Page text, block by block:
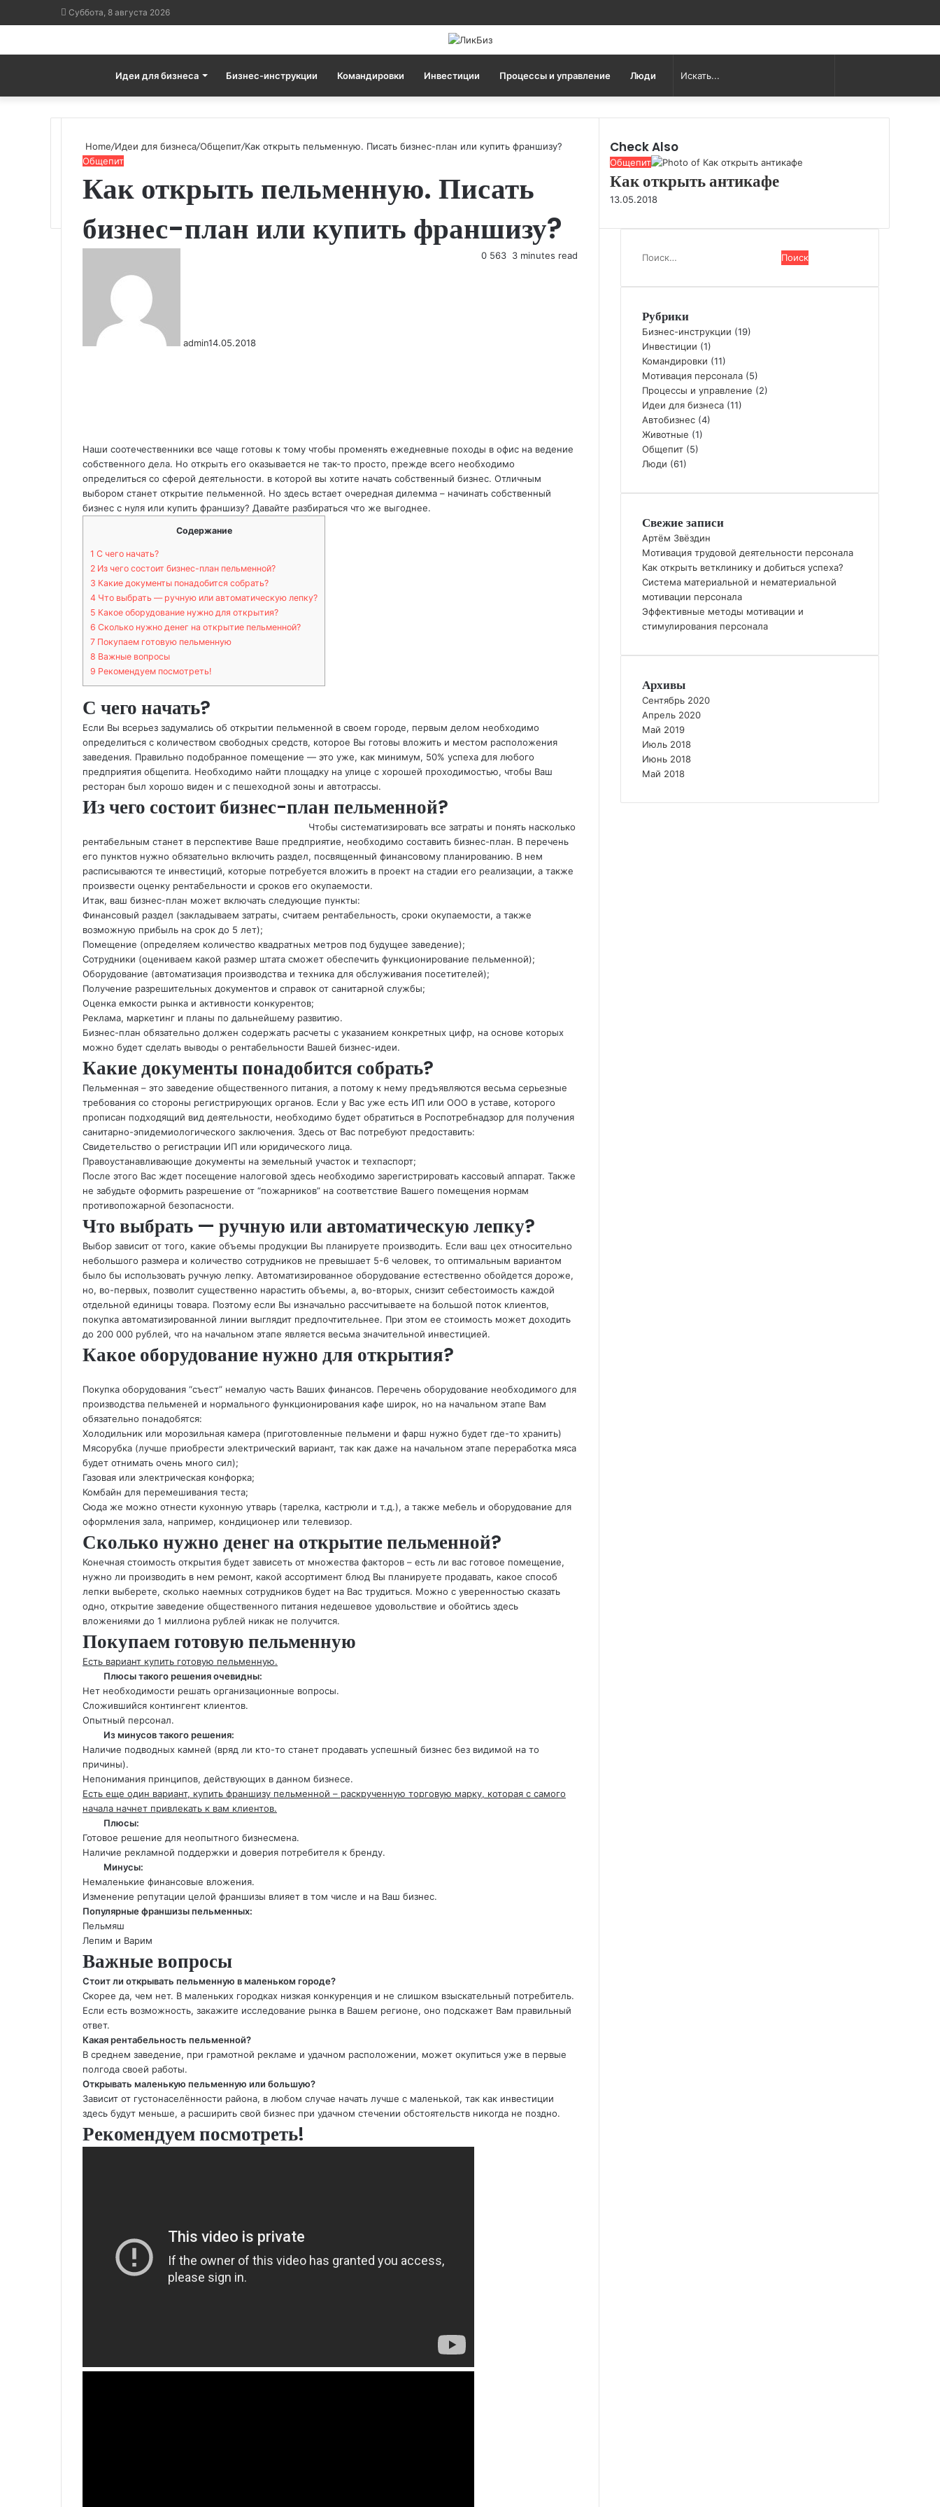
Суббота, 8 августа 2026
Идеи для бизнеса Бизнес-инструкции Командировки Инвестиции Процессы и управление Люди
Home/Идеи для бизнеса/Общепит/Как открыть пельменную. Писать бизнес-план или купить франшизу?
Общепит
Как открыть пельменную. Писать
бизнес-план или купить франшизу?
admin14.05.2018
0 563 3 minutes read
Наши соотечественники все чаще готовы к тому чтобы променять ежедневные походы в офис на ведение
собственного дела. Но открыть его оказывается не так-то просто, прежде всего необходимо
определиться со сферой деятельности. в которой вы хотите начать собственный бизнес. Отличным
выбором станет открытие пельменной. Но здесь встает очередная дилемма – начинать собственный
бизнес с нуля или купить франшизу? Давайте разбираться что же выгоднее.
Содержание
1 С чего начать?
2 Из чего состоит бизнес-план пельменной?
3 Какие документы понадобится собрать?
4 Что выбрать — ручную или автоматическую лепку?
5 Какое оборудование нужно для открытия?
6 Сколько нужно денег на открытие пельменной?
7 Покупаем готовую пельменную
8 Важные вопросы
9 Рекомендуем посмотреть!
С чего начать?
Если Вы всерьез задумались об открытии пельменной в своем городе, первым делом необходимо
определиться с количеством свободных средств, которое Вы готовы вложить и местом расположения
заведения. Правильно подобранное помещение — это уже, как минимум, 50% успеха для любого
предприятия общепита. Необходимо найти площадку на улице с хорошей проходимостью, чтобы Ваш
ресторан был хорошо виден и с пешеходной зоны и автотрассы.
Из чего состоит бизнес-план пельменной?
Чтобы систематизировать все затраты и понять насколько
рентабельным станет в перспективе Ваше предприятие, необходимо составить бизнес-план. В перечень
его пунктов нужно обязательно включить раздел, посвященный финансовому планированию. В нем
расписываются те инвестиций, которые потребуется вложить в проект на стадии его реализации, а также
произвести оценку рентабельности и сроков его окупаемости.
Итак, ваш бизнес-план может включать следующие пункты:
Финансовый раздел (закладываем затраты, считаем рентабельность, сроки окупаемости, а также
возможную прибыль на срок до 5 лет);
Помещение (определяем количество квадратных метров под будущее заведение);
Сотрудники (оцениваем какой размер штата сможет обеспечить функционирование пельменной);
Оборудование (автоматизация производства и техника для обслуживания посетителей);
Получение разрешительных документов и справок от санитарной службы;
Оценка емкости рынка и активности конкурентов;
Реклама, маркетинг и планы по дальнейшему развитию.
Бизнес-план обязательно должен содержать расчеты с указанием конкретных цифр, на основе которых
можно будет сделать выводы о рентабельности Вашей бизнес-идеи.
Какие документы понадобится собрать?
Пельменная – это заведение общественного питания, а потому к нему предъявляются весьма серьезные
требования со стороны регистрирующих органов. Если у Вас уже есть ИП или ООО в уставе, которого
прописан подходящий вид деятельности, необходимо будет обратиться в Роспотребнадзор для получения
санитарно-эпидемиологического заключения. Здесь от Вас потребуют предоставить:
Свидетельство о регистрации ИП или юридического лица.
Правоустанавливающие документы на земельный участок и техпаспорт;
После этого Вас ждет посещение налоговой здесь необходимо зарегистрировать кассовый аппарат. Также
не забудьте оформить разрешение от “пожарников” на соответствие Вашего помещения нормам
противопожарной безопасности.
Что выбрать — ручную или автоматическую лепку?
Выбор зависит от того, какие объемы продукции Вы планируете производить. Если ваш цех относительно
небольшого размера и количество сотрудников не превышает 5-6 человек, то оптимальным вариантом
было бы использовать ручную лепку. Автоматизированное оборудование естественно обойдется дороже,
но, во-первых, позволит существенно нарастить объемы, а, во-вторых, снизит себестоимость каждой
отдельной единицы товара. Поэтому если Вы изначально рассчитываете на большой поток клиентов,
покупка автоматизированной линии выглядит предпочтительнее. При этом ее стоимость может доходить
до 200 000 рублей, что на начальном этапе является весьма значительной инвестицией.
Какое оборудование нужно для открытия?
Покупка оборудования “съест” немалую часть Ваших финансов. Перечень оборудование необходимого для
производства пельменей и нормального функционирования кафе широк, но на начальном этапе Вам
обязательно понадобятся:
Холодильник или морозильная камера (приготовленные пельмени и фарш нужно будет где-то хранить)
Мясорубка (лучше приобрести электрический вариант, так как даже на начальном этапе переработка мяса
будет отнимать очень много сил);
Газовая или электрическая конфорка;
Комбайн для перемешивания теста;
Сюда же можно отнести кухонную утварь (тарелка, кастрюли и т.д.), а также мебель и оборудование для
оформления зала, например, кондиционер или телевизор.
Сколько нужно денег на открытие пельменной?
Конечная стоимость открытия будет зависеть от множества факторов – есть ли вас готовое помещение,
нужно ли производить в нем ремонт, какой ассортимент блюд Вы планируете продавать, какое способ
лепки выберете, сколько наемных сотрудников будет на Вас трудиться. Можно с уверенностью сказать
одно, открытие заведение общественного питания недешевое удовольствие и обойтись здесь
вложениями до 1 миллиона рублей никак не получится.
Покупаем готовую пельменную
Есть вариант купить готовую пельменную.
Плюсы такого решения очевидны:
Нет необходимости решать организационные вопросы.
Сложившийся контингент клиентов.
Опытный персонал.
Из минусов такого решения:
Наличие подводных камней (вряд ли кто-то станет продавать успешный бизнес без видимой на то
причины).
Непонимания принципов, действующих в данном бизнесе.
Есть еще один вариант, купить франшизу пельменной – раскрученную торговую марку, которая с самого
начала начнет привлекать к вам клиентов.
Плюсы:
Готовое решение для неопытного бизнесмена.
Наличие рекламной поддержки и доверия потребителя к бренду.
Минусы:
Немаленькие финансовые вложения.
Изменение репутации целой франшизы влияет в том числе и на Ваш бизнес.
Популярные франшизы пельменных:
Пельмяш
Лепим и Варим
Важные вопросы
Стоит ли открывать пельменную в маленьком городе?
Скорее да, чем нет. В маленьких городках низкая конкуренция и не слишком взыскательный потребитель.
Если есть возможность, закажите исследование рынка в Вашем регионе, оно подскажет Вам правильный
ответ.
Какая рентабельность пельменной?
В среднем заведение, при грамотной рекламе и удачном расположении, может окупиться уже в первые
полгода своей работы.
Открывать маленькую пельменную или большую?
Зависит от густонаселённости района, в любом случае начать лучше с маленькой, так как инвестиции
здесь будут меньше, а расширить свой бизнес при удачном стечении обстоятельств никогда не поздно.
Рекомендуем посмотреть!
Check Also
C
l
s
Общепит
Как открыть антикафе
13.05.2018
Н
й
и
:
Рубрики
Бизнес-инструкции (19)
Инвестиции (1)
Командировки (11)
Мотивация персонала (5)
Процессы и управление (2)
Идеи для бизнеса (11)
Автобизнес (4)
Животные (1)
Общепит (5)
Люди (61)
Свежие записи
Артём Звёздин
Мотивация трудовой деятельности персонала
Как открыть ветклинику и добиться успеха?
Система материальной и нематериальной
мотивации персонала
Эффективные методы мотивации и
стимулирования персонала
Архивы
Сентябрь 2020
Апрель 2020
Май 2019
Июль 2018
Июнь 2018
Май 2018